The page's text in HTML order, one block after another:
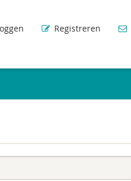
Registreren